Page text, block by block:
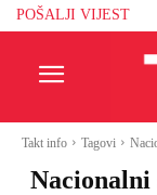
POŠALJI VIJEST
Takt info Tagovi
Nacionalni